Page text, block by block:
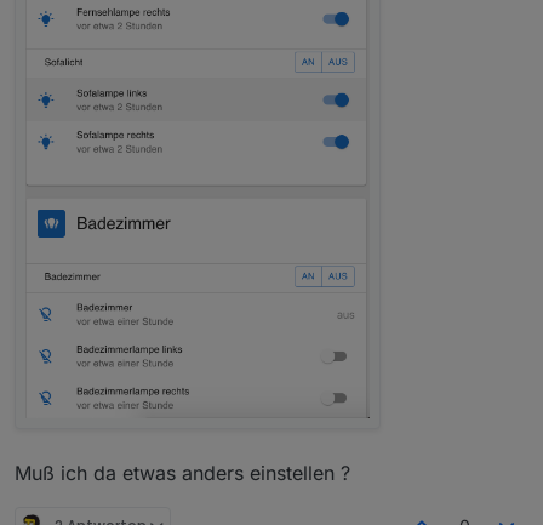
Muß ich da etwas anders einstellen ?